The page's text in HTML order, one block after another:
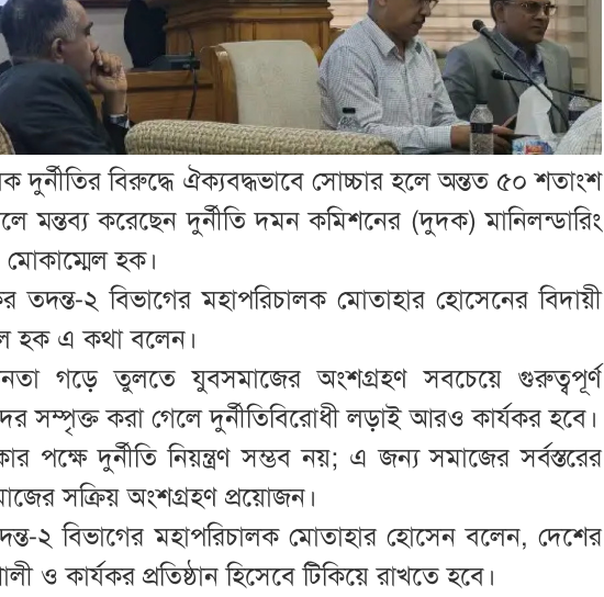
দুর্নীতির বিরুদ্ধে ঐক্যবদ্ধভাবে সোচ্চার হলে অন্তত ৫০ শতাংশ
মন্তব্য করেছেন দুর্নীতি দমন কমিশনের (দুদক) মানিলন্ডারিং
হক।
২ বিভাগের মহাপরিচালক মোতাহার হোসেনের বিদায়ী
হক এ কথা বলেন।
গড়ে তুলতে যুবসমাজের অংশগ্রহণ সবচেয়ে গুরুত্বপূর্ণ
সম্পৃক্ত করা গেলে দুর্নীতিবিরোধী লড়াই আরও কার্যকর হবে।
দুর্নীতি নিয়ন্ত্রণ সম্ভব নয়; এ জন্য সমাজের সর্বস্তরের
সক্রিয় অংশগ্রহণ প্রয়োজন।
২ বিভাগের মহাপরিচালক মোতাহার হোসেন বলেন, দেশের
ও কার্যকর প্রতিষ্ঠান হিসেবে টিকিয়ে রাখতে হবে।